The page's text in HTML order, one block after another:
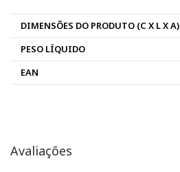
DIMENSÕES DO PRODUTO (C X L X A)
PESO LÍQUIDO
EAN
Avaliações